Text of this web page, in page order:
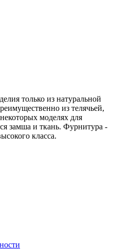
только из натуральной
из телячьей,
моделях для
замша и ткань. Фурнитура -
класса.